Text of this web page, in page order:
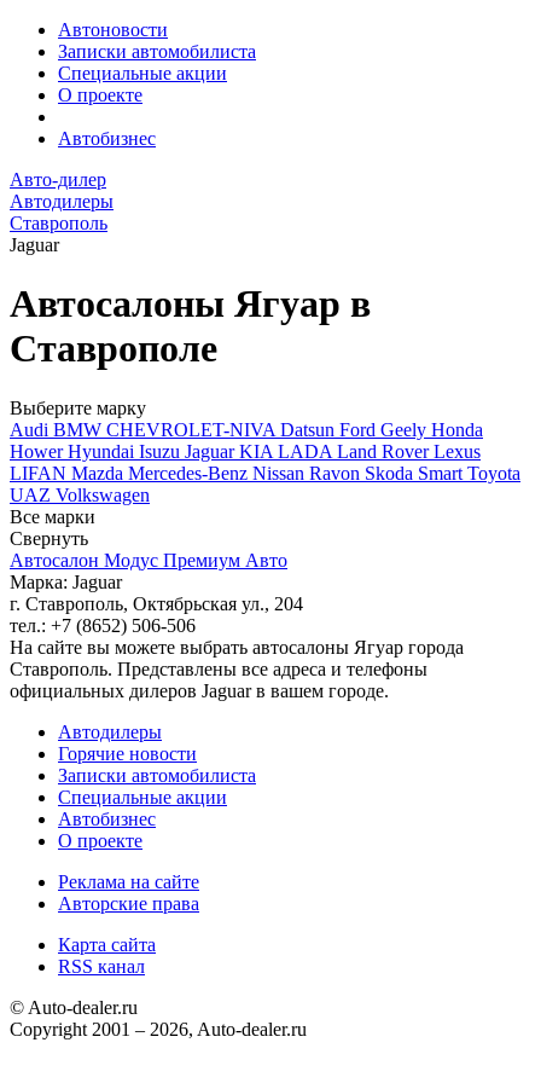
Автоновости
Записки автомобилиста
Специальные акции
О проекте
Автобизнес
Авто-дилер
Автодилеры
Ставрополь
Jaguar
Автосалоны Ягуар в
Ставрополе
Выберите марку
Audi BMW CHEVROLET-NIVA Datsun Ford Geely Honda
HowerHyundai Isuzu JaguarKIA LADA Land RoverLexus
LIFAN Mazda Mercedes-Benz Nissan Ravon Skoda Smart Toyota
UAZ Volkswagen
Все марки
Свернуть
Автосалон Модус Премиум Авто
Марка: Jaguar
г. Ставрополь, Октябрьская ул., 204
тел.: +7 (8652) 506-506
На сайте вы можете выбрать автосалоны Ягуар города
Ставрополь. Представлены все адреса и телефоны
официальных дилеров Jaguar в вашем городе.
Автодилеры
Горячие новости
Записки автомобилиста
Специальные акции
Автобизнес
О проекте
Реклама на сайте
Авторские права
Карта сайта
RSS канал
© Auto-dealer.ru
Copyright 2001 – 2026, Auto-dealer.ru